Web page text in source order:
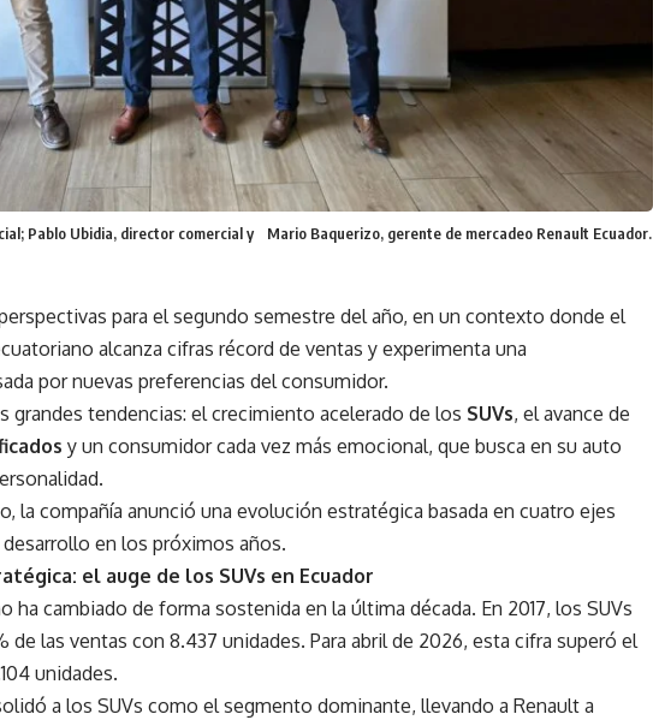
Pablo Ubidia, director comercial y Mario Baquerizo, gerente de mercadeo Renault Ecuador.
para el segundo semestre del año, en un contexto donde el
alcanza cifras récord de ventas y experimenta una
por nuevas preferencias del consumidor.
grandes tendencias: el crecimiento acelerado de los SUVs, el avance de
y un consumidor cada vez más emocional, que busca en su auto
la compañía anunció una evolución estratégica basada en cuatro ejes
en los próximos años.
el auge de los SUVs en Ecuador
ha cambiado de forma sostenida en la última década. En 2017, los SUVs
de las ventas con 8.437 unidades. Para abril de 2026, esta cifra superó el
unidades.
a los SUVs como el segmento dominante, llevando a Renault a